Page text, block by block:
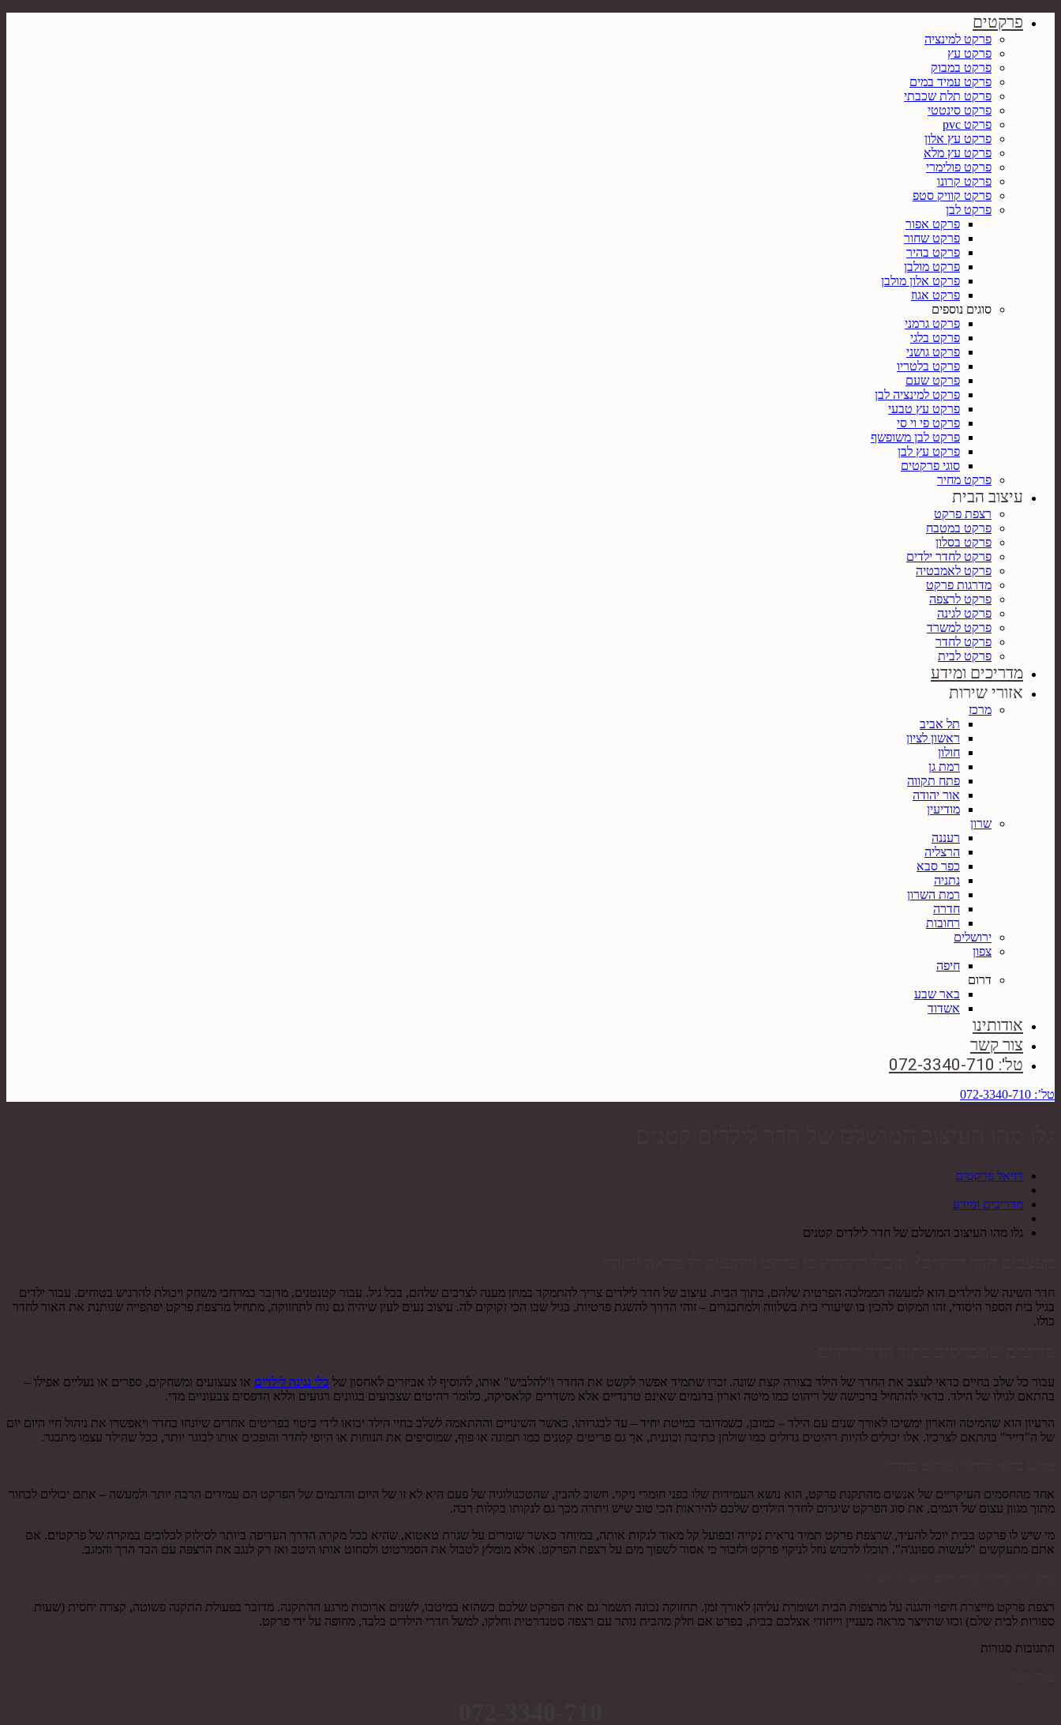
פרקטים
פרקט למינציה
פרקט עץ
פרקט במבוק
פרקט עמיד במים
פרקט תלת שכבתי
פרקט סינטטי
פרקט pvc
פרקט עץ אלון
פרקט עץ מלא
פרקט פולימרי
פרקט קרונו
פרקט קוויק סטפ
פרקט לבן
פרקט אפור
פרקט שחור
פרקט בהיר
פרקט מולבן
פרקט אלון מולבן
פרקט אגוז
סוגים נוספים
פרקט גרמני
פרקט בלגי
פרקט גושני
פרקט בלטריו
פרקט שעם
פרקט למינציה לבן
פרקט עץ טבעי
פרקט פי וי סי
פרקט לבן משופשף
פרקט עץ לבן
סוגי פרקטים
פרקט מחיר
עיצוב הבית
רצפת פרקט
פרקט במטבח
פרקט בסלון
פרקט לחדר ילדים
פרקט לאמבטיה
מדרגות פרקט
פרקט לרצפה
פרקט לגינה
פרקט למשרד
פרקט לחדר
פרקט לבית
מדריכים ומידע
אזורי שירות
מרכז
תל אביב
ראשון לציון
חולון
רמת גן
פתח תקווה
אור יהודה
מודיעין
שרון
רעננה
הרצליה
כפר סבא
נתניה
רמת השרון
חדרה
רחובות
ירושלים
צפון
חיפה
דרום
באר שבע
אשדוד
אודותינו
צור קשר
טל': 072-3340-710
טל’: 072-3340-710
רויאל פרקטים
מדריכים ומידע
גלו מהו העיצוב המושלם של חדר לילדים קטנים
חדר השינה של הילדים הוא למעשה הממלכה הפרטית שלהם, בתוך הבית. עיצוב של חדר לילדים צריך להתמקד במתן מענה לצרכים שלהם, בכל גיל. עבור קטנטנים, מדובר במרחבי משחק ויכולת להרגיש בטוחים. עבור ילדים
בגיל בית הספר היסודי, זהו המקום להכין בו שיעורי בית בשלווה ולמתבגרים – זוהי הדרך להשגת פרטיות, בגיל שבו הכי זקוקים לה. עיצוב נעים לעין שיהיה גם נוח לתחזוקה, מתחיל מרצפת פרקט יפהפייה שנותנת את האור לחדר
כולו.
עבור כל שלב בחיים כדאי לעצב את החדר של הילד בצורה קצת שונה. זכרו שתמיד אפשר לקשט את החדר ו"להלביש" אותו, להוסיף לו אביזרים לאחסון של כלי נגינה לילדים או צעצועים ומשחקים, ספרים או נעליים אפילו –
בהתאם לגילו של הילד. כדאי להתחיל ברכישה של ריהוט כמו מיטה וארון בדגמים שאינם טרנדיים אלא משדרים קלאסיקה, כלומר רהיטים שצבועים בגוונים רגועים וללא הדפסים צבעוניים מדי.
הרעיון הוא שהמיטה והארון ימשיכו לאורך שנים עם הילד – כמובן, כשמדובר במיטת יחיד – עד לבגרותו, כאשר השינויים וההתאמה לשלב בחיי הילד יבואו לידי ביטוי בפריטים אחרים שיונחו בחדר ויאפשרו את ניהול חיי היום יום
של ה"דייר" בהתאם לצרכיו. אלו יכולים להיות רהיטים גדולים כמו שולחן כתיבה וכוננית, אך גם פריטים קטנים כמו תמונה או פוף, שמוסיפים את הנוחות או היופי לחדר והופכים אותו לבוגר יותר, ככל שהילד עצמו מתבגר.
אחד מהחסמים העיקריים של אנשים מהתקנת פרקט, הוא נושא העמידות שלו בפני חומרי ניקוי. חשוב להבין, שהטכנולוגיה של פעם היא לא זו של היום והדגמים של הפרקט הם עמידים הרבה יותר ולמעשה – אתם יכולים לבחור
מתוך מגוון עצום של דגמים, את סוג הפרקט שיגרום לחדר הילדים שלכם להיראות הכי טוב שיש ויתרה מכך גם לנקותו בקלות רבה.
מי שיש לו פרקט בבית יוכל להעיד, שרצפת פרקט תמיד נראית נקייה ובפועל קל מאוד לנקות אותה, במיוחד כאשר שומרים על שגרת טאטוא, שהיא בכל מקרה הדרך העדיפה ביותר לסילוק לכלוכים במקרה של פרקטים. אם
אתם מתעקשים "לעשות ספונג'ה", תוכלו לרכוש נוזל לניקוי פרקט ולזכור כי אסור לשפוך מים על רצפת הפרקט, אלא מומלץ לטבול את הסמרטוט ולסחוט אותו היטב ואז רק לנגב את הרצפה עם הבד הרך והמגב.
רצפת פרקט מייצרת חיפוי והגנה על מרצפות הבית ושומרת עליהן לאורך זמן. תחזוקה נכונה תשמר גם את הפרקט שלכם כשהוא במיטבו, לשנים ארוכות מרגע ההתקנה. מדובר בפעולת התקנה פשוטה, קצרה יחסית (שעות
ספורות לבית שלם) וכזו שתייצר מראה מעניין וייחודי אצלכם בבית, בפרט אם חלק מהבית נותר עם רצפה סטנדרטית וחלקו, למשל חדרי הילדים בלבד, מחופה על ידי פרקט.
התגובות סגורות